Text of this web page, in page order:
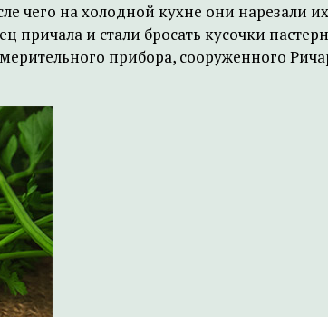
чего на холодной кухне они нарезали
и стали бросать кусочки
прибора, сооруженного